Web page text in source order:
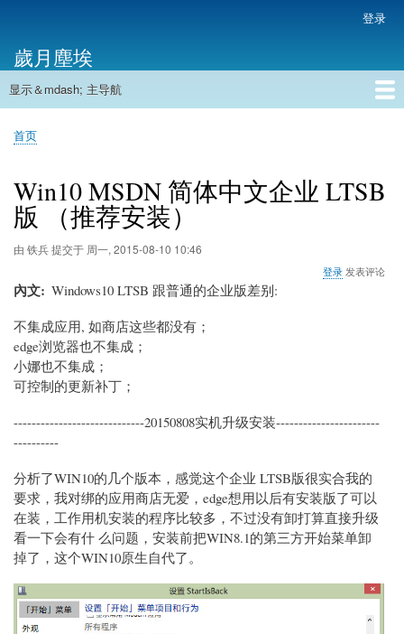
主
内
帐
户
菜
单
登录
歲月塵埃
主
航
显示＆mdash; 主导航
首页
面
屑
首页
Win10 MSDN 简体中文企业 LTSB
版 （推荐安装）
由 铁兵提交于 周一, 2015-08-10 10:46
登录 发表评论
內文
Windows10 LTSB 跟普通的企业版差别:
不集成应用, 如商店这些都没有；
edge浏览器也不集成；
小娜也不集成；
可控制的更新补丁；
-----------------------------20150808实机升级安装-----------------------
----------
分析了WIN10的几个版本，感觉这个企业 LTSB版很实合我的
要求，我对绑的应用商店无爱，edge想用以后有安装版了可以
在装，工作用机安装的程序比较多，不过没有卸打算直接升级
看一下会有什 么问题，安装前把WIN8.1的第三方开始菜单卸
掉了，这个WIN10原生自代了。